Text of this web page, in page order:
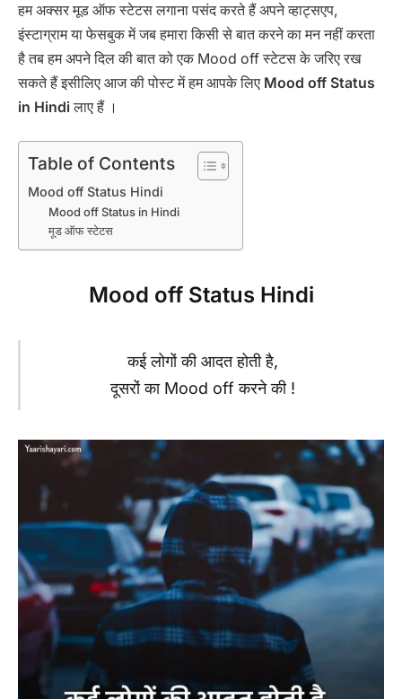
हम अक्सर मूड ऑफ स्टेटस लगाना पसंद करते हैं अपने व्हाट्सएप,
इंस्टाग्राम या फेसबुक में जब हमारा किसी से बात करने का मन नहीं करता
है तब हम अपने दिल की बात को एक Mood off स्टेटस के जरिए रख
सकते हैं इसीलिए आज की पोस्ट में हम आपके लिए Mood off Status
in Hindiलाए हैं ।
Table of Contents
Mood off Status Hindi
Mood off Status in Hindi
मूड ऑफ स्टेटस
Mood off Status Hindi
कई लोगों की आदत होती है,
दूसरों का Mood off करने की !